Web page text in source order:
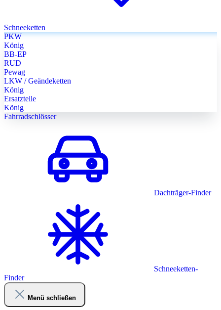
Schneeketten
PKW
König
BB-EP
RUD
Pewag
LKW / Geändeketten
König
Ersatzteile
König
Fahrradschlösser
Dachträger-Finder
Schneeketten-
Finder
Menü schließen